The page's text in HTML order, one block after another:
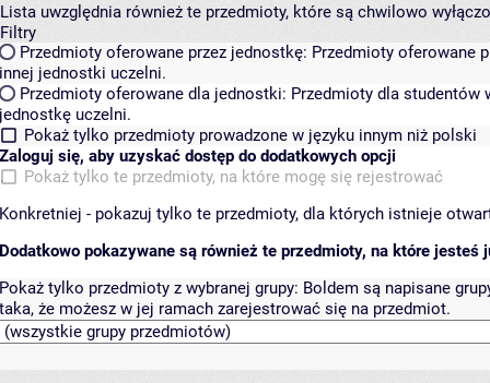
Lista uwzględnia również te przedmioty, które są chwilowo
Filtry
Przedmioty oferowane przez jednostkę: Przedmioty oferowane
innej jednostki uczelni.
Przedmioty oferowane dla jednostki: Przedmioty dla studentów
jednostkę uczelni.
Pokaż tylko przedmioty prowadzone w języku innym niż polski
Zaloguj się, aby uzyskać dostęp do dodatkowych opcji
Pokaż tylko te przedmioty, na które mogę się rejestrować
Konkretniej - pokazuj tylko te przedmioty, dla których istnieje
Dodatkowo pokazywane są również te przedmioty, na które jesteś
Pokaż tylko przedmioty z wybranej grupy: Boldem są napisane
taka, że możesz w jej ramach zarejestrować się na przedmiot.